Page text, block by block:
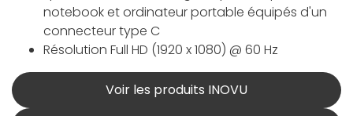
notebook et ordinateur portable équipés d'un
connecteur type C
Résolution Full HD (1920 x 1080) @ 60 Hz
Voir les produits INOVU